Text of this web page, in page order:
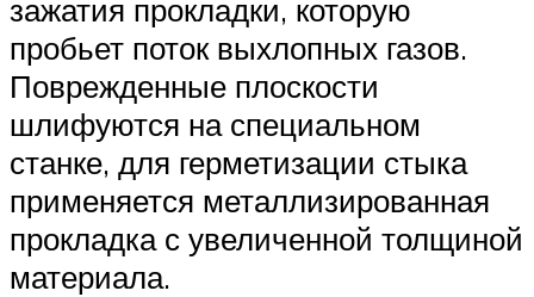
зажатия прокладки, которую
пробьет поток выхлопных газов.
Поврежденные плоскости
шлифуются на специальном
станке, для герметизации стыка
применяется металлизированная
прокладка с увеличенной толщиной
материала.